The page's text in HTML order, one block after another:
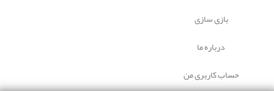
بازی سازی
درباره ما
حساب کاربری من